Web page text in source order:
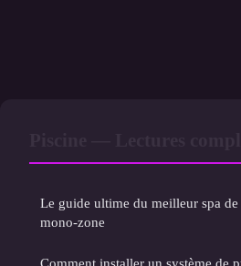
Le guide ultime du meilleur spa
mono-zone